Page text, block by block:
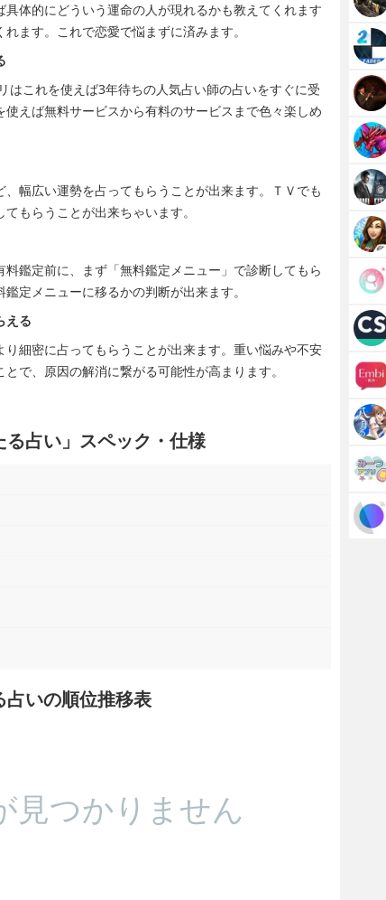
体的にどういう運命の人が現れるかも教えてくれます
ます。これで恋愛で悩まずに済みます。
はこれを使えば3年待ちの人気占い師の占いをすぐに受
えば無料サービスから有料のサービスまで色々楽しめ
幅広い運勢を占ってもらうことが出来ます。ＴＶでも
もらうことが出来ちゃいます。
鑑定前に、まず「無料鑑定メニュー」で診断してもら
定メニューに移るかの判断が出来ます。
える
り細密に占ってもらうことが出来ます。重い悩みや不安
で、原因の解消に繋がる可能性が高まります。
占い」スペック・仕様
いの順位推移表
見つかりません